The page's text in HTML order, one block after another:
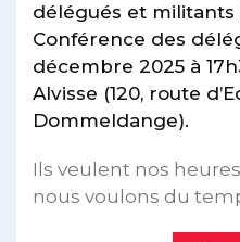
délégués et
Conférence des
décembre 2025 à
Alvisse (120, route
Dommeldange).
Ils veulent nos
nous voulons du